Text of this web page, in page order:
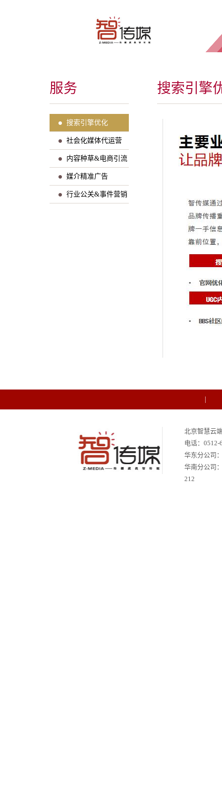
服务
搜索引擎优化
社会化媒体代运营
内容种草&电商引流
媒介精准广告
行业公关&事件营销
搜索引擎
北京智慧云
华东分公司
华南分公司
212
电话： 0512-